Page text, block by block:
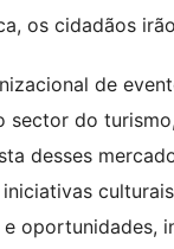
os cidadãos
de
do
desses
oportunidades,